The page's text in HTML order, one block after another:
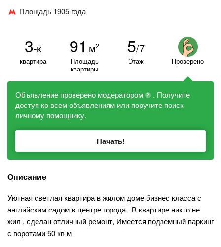
Площадь 1905 года
3-к
квартира
91 м2
Площадь
квартиры
5/7
Этаж Проверено
Объявление проверено модератором ?
. Получите
доступ ко всем объявлениям или поручите поиск
личному помощнику.
Начать!
Описание
Уютная светлая квартира в жилом доме бизнес класса с
английским садом в центре города . В квартире никто не
жил , сделан отличный ремонт, Имеется подземный паркинг
с воротами 50 кв м